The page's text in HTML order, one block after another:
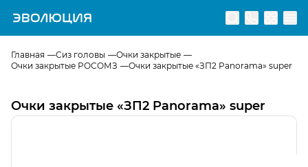
Перейти на главную страницу
Главная Сиз головы
Очки закрытые
Очки закрытые РОСОМЗ
Очки закрытые «ЗП2 Panorama» super
Очки закрытые «ЗП2 Panorama» super